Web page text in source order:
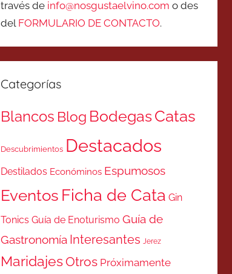
través de info@nosgustaelvino.com o des
del FORMULARIO DE CONTACTO.
Categorías
Blancos Blog BodegasCatas
Descubrimientos Destacados
Destilados Económinos Espumosos
Eventos Ficha de Cata Gin
Tonics Guía de Enoturismo Guía de
Gastronomía Interesantes Jerez
MaridajesOtros Próximamente